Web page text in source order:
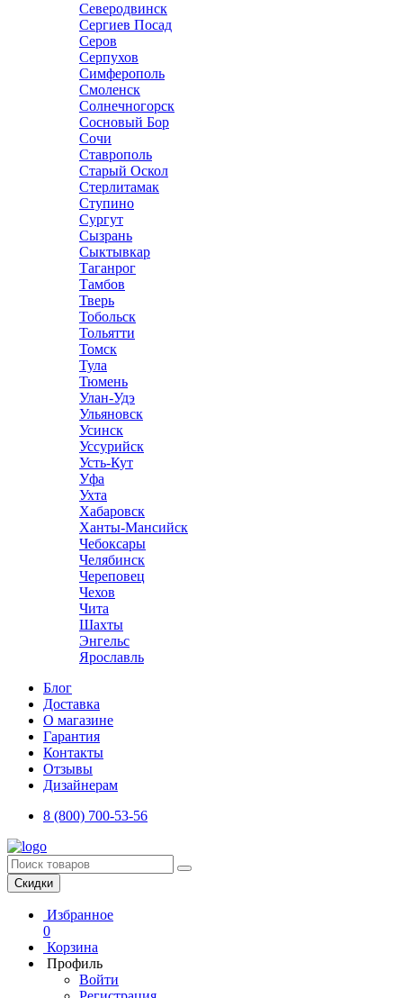
Северодвинск
Сергиев Посад
Серов
Серпухов
Симферополь
Смоленск
Солнечногорск
Сосновый Бор
Сочи
Ставрополь
Старый Оскол
Стерлитамак
Ступино
Сургут
Сызрань
Сыктывкар
Таганрог
Тамбов
Тверь
Тобольск
Тольятти
Томск
Тула
Тюмень
Улан-Удэ
Ульяновск
Усинск
Уссурийск
Усть-Кут
Уфа
Ухта
Хабаровск
Ханты-Мансийск
Чебоксары
Челябинск
Череповец
Чехов
Чита
Шахты
Энгельс
Ярославль
Блог
Доставка
О магазине
Гарантия
Контакты
Отзывы
Дизайнерам
8 (800) 700-53-56
Скидки
Избранное
0
Корзина
Профиль
Войти